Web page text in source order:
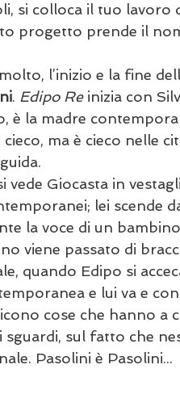
si colloca il tuo lavoro
progetto prende il
molto, l’inizio e la fine
. Edipo Re inizia con
è la madre
ma è cieco nelle
vede Giocasta in
lei scende
la voce di un
viene passato di
quando Edipo si
e lui va e
cose che hanno a
sguardi, sul fatto che
Pasolini è Pasolini...